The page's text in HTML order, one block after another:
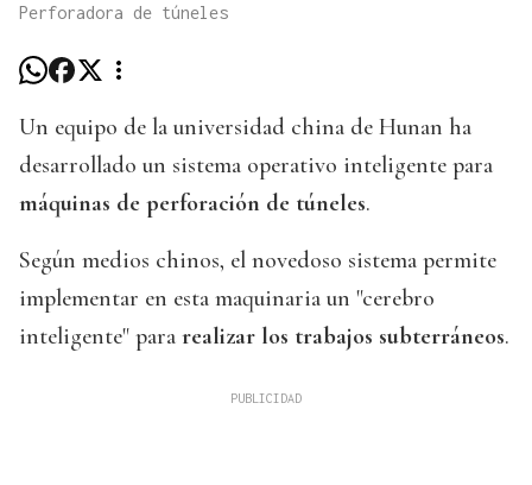
Perforadora de túneles
Un equipo de la universidad china de Hunan ha
desarrollado un sistema operativo inteligente para
máquinas de perforación de túneles.
Según medios chinos, el novedoso sistema permite
implementar en esta maquinaria un "cerebro
inteligente" para realizar los trabajos subterráneos.